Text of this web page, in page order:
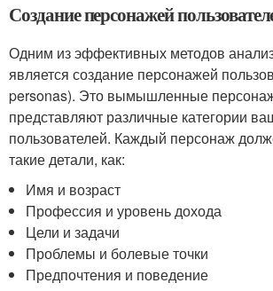
Создание персонажей
Одним из эффективных методов
является создание персонажей
personas). Это вымышленные
представляют различные категории
пользователей. Каждый персонаж
такие детали, как:
Имя и возраст
Профессия и уровень дохода
Цели и задачи
Проблемы и болевые точки
Предпочтения и поведение